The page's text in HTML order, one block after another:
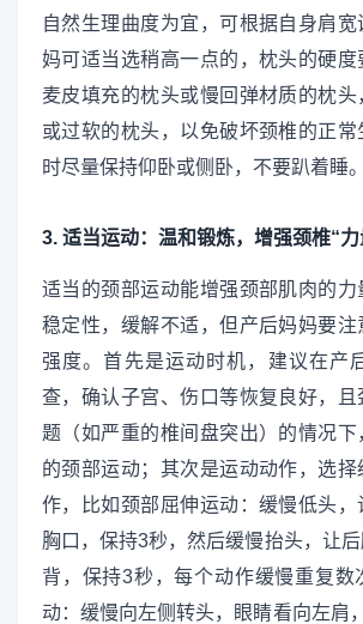
自然生理曲度为宜，可根据自身肩
妈可适当选稍高一点的，枕头的硬
麦皮填充的枕头或慢回弹材质的枕头
或过软的枕头，以免破坏颈椎的正常
时尽量保持仰卧或侧卧，不要趴着睡。
3. 适当运动：温和锻炼，增强颈椎“力
适当的颈部运动能增强颈部肌肉的力
稳定性，缓解不适，但产后妈妈要注
强度。首先是运动时机，建议在产
查，确认子宫、伤口等恢复良好，且
题（如严重的椎间盘突出）的情况下
的颈部运动；其次是运动动作，选
作，比如颈部屈伸运动：缓慢低头
胸口，保持3秒，然后缓慢抬头，让
背，保持3秒，每个动作缓慢重复数
动：缓慢向左侧转头，眼睛看向左肩